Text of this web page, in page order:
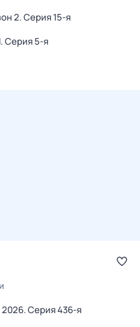
2. Серия 15-я
. Серия 5-я
. Серия 436-я